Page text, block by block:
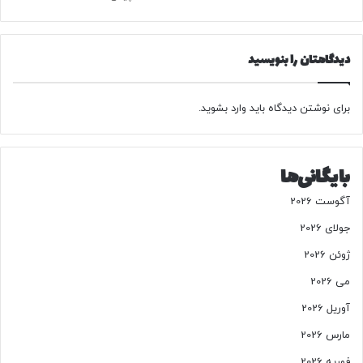
ن
د
ر
ر
و
ه‌
ه
ی
ا
ک
ر
ی
دیدگاهتان را بنویسید
برای نوشتن دیدگاه باید وارد بشوید.
بایگانی‌ها
آگوست 2026
جولای 2026
ژوئن 2026
می 2026
آوریل 2026
مارس 2026